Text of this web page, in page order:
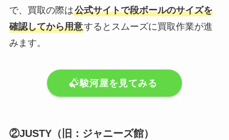
で、買取の際は公式サイトで段ボールのサイズを
確認してから用意するとスムーズに買取作業が進
みます。
駿河屋を見てみる
②JUSTY（旧：ジャニーズ館）